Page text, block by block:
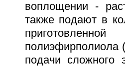
воплощении -
также подают в
полиэфирполиола
подачи сложного